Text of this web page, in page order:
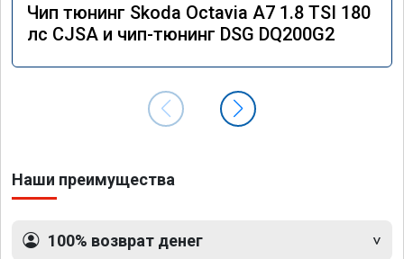
Чип тюнинг Skoda Octavia A7 1.8 TSI 180
лс CJSA и чип-тюнинг DSG DQ200G2
Наши преимущества
100% возврат денег